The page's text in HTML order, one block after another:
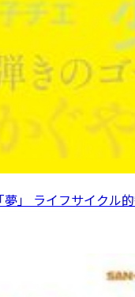
」 ライフサイクル